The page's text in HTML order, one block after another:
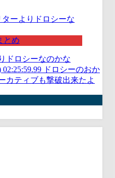
とめ
ドロシーなのかな
02:25:59.99 ドロシーのおか
カティブも撃破出来たよ